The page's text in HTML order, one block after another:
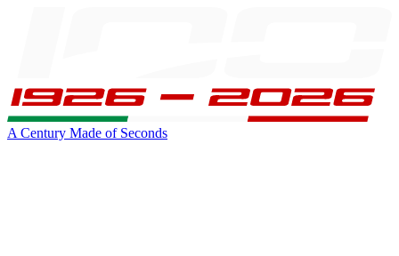
A Century Made of Seconds